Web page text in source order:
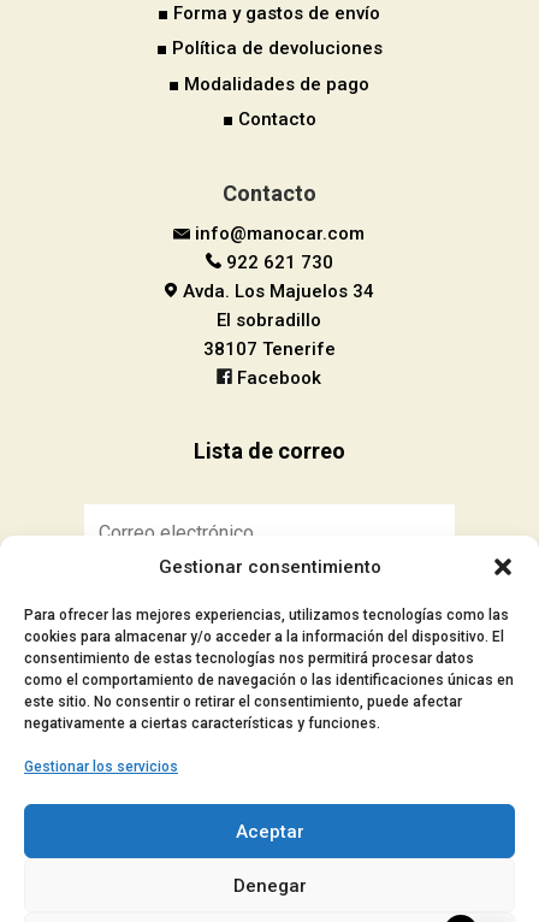
Gestionar consentimiento
Para ofrecer las mejores experiencias, utilizamos tecnologías como las
cookies para almacenar y/o acceder a la información del dispositivo. El
consentimiento de estas tecnologías nos permitirá procesar datos
como el comportamiento de navegación o las identificaciones únicas en
este sitio. No consentir o retirar el consentimiento, puede afectar
negativamente a ciertas características y funciones.
Gestionar los servicios
Aceptar
Denegar
■ Forma y gastos de envío
■ Política de devoluciones
■ Modalidades de pago
■ Contacto
Contacto
info@manocar.com
922 621 730
Avda. Los Majuelos 34
El sobradillo
38107 Tenerife
Facebook
Lista de correo
■ Aviso Legal
■ Accesibilidad
reservados.